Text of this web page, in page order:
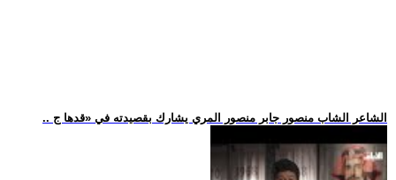
.. الشاعر الشاب منصور جابر منصور المري يشارك بقصيدته في «قدها ج